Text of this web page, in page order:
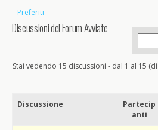
Preferiti
Discussioni del Forum Avviate
Stai vedendo 15 discussioni - dal 1 al 15
Discussione
Partecip
anti